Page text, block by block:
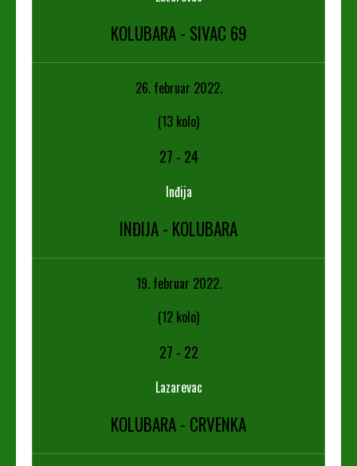
KOLUBARA - SIVAC 69
26. februar 2022.
(13 kolo)
27 - 24
Inđija
INĐIJA - KOLUBARA
19. februar 2022.
(12 kolo)
27 - 22
Lazarevac
KOLUBARA - CRVENKA